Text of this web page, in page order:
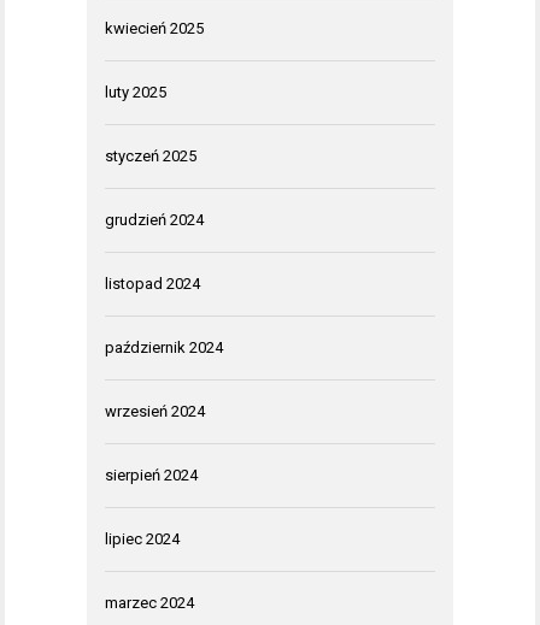
kwiecień 2025
luty 2025
styczeń 2025
grudzień 2024
listopad 2024
październik 2024
wrzesień 2024
sierpień 2024
lipiec 2024
marzec 2024